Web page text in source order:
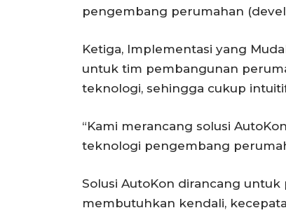
pengembang perumahan
Ketiga, Implementasi yang
untuk tim pembangunan
teknologi, sehingga cukup
“Kami merancang solusi
teknologi pengembang
Solusi AutoKon dirancang
membutuhkan kendali,